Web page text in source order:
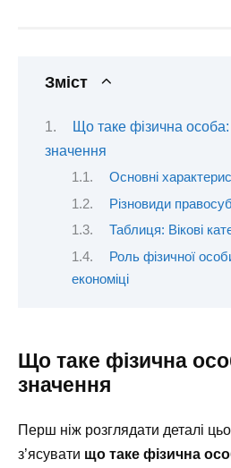
Зміст
Що таке фізична
значення
Основні
Різновиди
Таблиця: Вікові
Роль фізичної
економіці
Що таке фізична
значення
Перш ніж розглядати деталі
з’ясувати що таке фізична